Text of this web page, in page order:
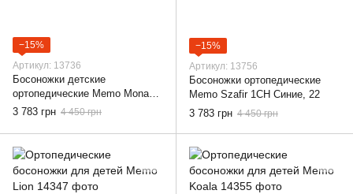
−15%
Артикул: 13736
Босоножки детские
ортопедические Memo Monaco
3DA Темно синие, 22
3 783 грн 4 450 грн
−15%
Артикул: 13756
Босоножки ортопедические
Memo Szafir 1CH Синие, 22
3 783 грн 4 450 грн